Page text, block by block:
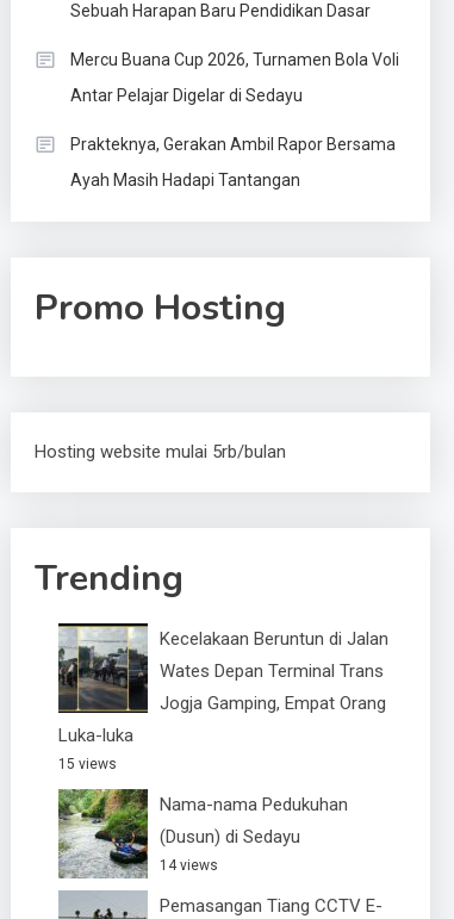
Sebuah Harapan Baru Pendidikan Dasar
Mercu Buana Cup 2026, Turnamen Bola Voli
Antar Pelajar Digelar di Sedayu
Prakteknya, Gerakan Ambil Rapor Bersama
Ayah Masih Hadapi Tantangan
Promo Hosting
Hosting website mulai 5rb/bulan
Trending
Kecelakaan Beruntun di Jalan
Wates Depan Terminal Trans
Jogja Gamping, Empat Orang
Luka-luka
15 views
Nama-nama Pedukuhan
(Dusun) di Sedayu
14 views
Pemasangan Tiang CCTV E-